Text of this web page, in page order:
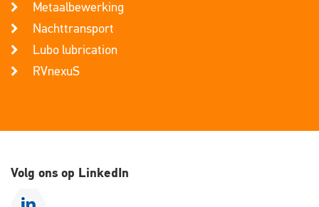
Metaalbewerking
Nachttransport
Lubo lubrication
RVnexuS
Volg ons op LinkedIn